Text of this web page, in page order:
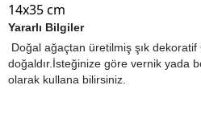
14x35 cm
Yararlı Bilgiler
Doğal ağaçtan üretilmiş şık
doğaldır.İsteğinize göre vernik yada
olarak kullana bilirsiniz.